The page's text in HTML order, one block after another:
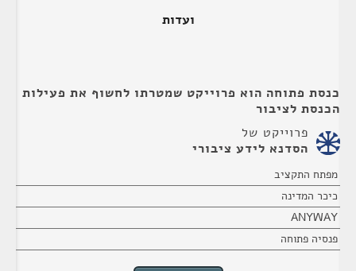
ועדות
כנסת פתוחה הוא פרוייקט שמטרתו לחשוף את פעילות
הכנסת לציבור
פרוייקט של
הסדנא לידע ציבורי
מפתח התקציב
כיכר המדינה
ANYWAY
פנסיה פתוחה